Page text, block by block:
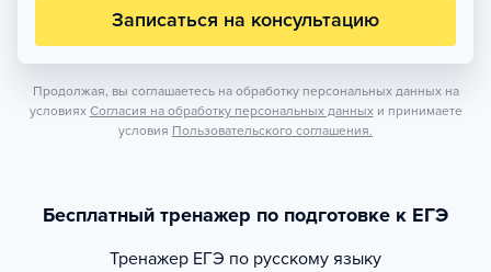
Записаться на консультацию
Продолжая, вы соглашаетесь на обработку персональных данных на
условиях Согласия на обработку персональных данных и принимаете
условия Пользовательского соглашения.
Бесплатный тренажер по подготовке к ЕГЭ
Тренажер ЕГЭ по русскому языку